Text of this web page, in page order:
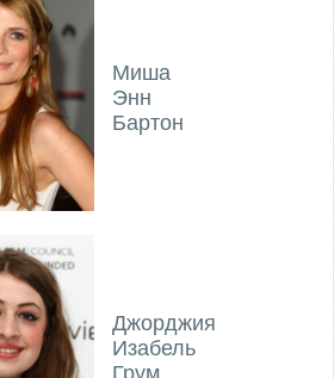
Миша
Энн
Бартон
Джорджия
Изабель
Грум